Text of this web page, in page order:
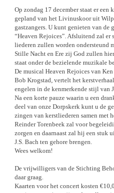
Op zondag 17 december staat er een
gepland van het Livinuskoor uit Wilp
gastzangers. U kunt genieten van de
“Heaven Rejoices”. Afsluitend zal er
liederen zullen worden ondersteund
Stille Nacht en Ere zij God zullen
staat onder de bezielende muzikale
De musical Heaven Rejoices van
Bob Krogstad, vertelt het
engelen in de kenmerkende stijl van
Na een korte pauze waarin u een
deel van onze Dorpskerk kunt u de
zingen van kerstliederen samen met
Reinder Torenbeek zal voor
zorgen en daarnaast zal hij een stuk
J.S. Bach ten gehore brengen.
Wees welkom!
De vrijwilligers van de Stichting
daar graag.
Kaarten voor het concert kosten